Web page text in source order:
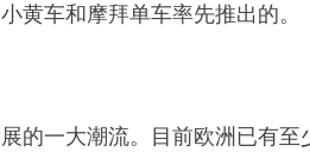
黄车和摩拜单车率先推出的。
一大潮流。目前欧洲已有至